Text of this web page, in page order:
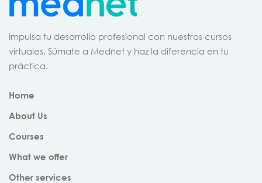
Impulsa tu desarrollo profesional con nuestros cursos
virtuales. Súmate a Mednet y haz la diferencia en tu
práctica.
Home
About Us
Courses
What we offer
Other services